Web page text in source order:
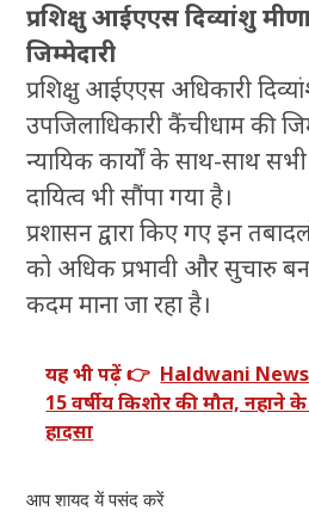
प्रशिक्षु आईएएस दिव्यांशु
जिम्मेदारी
प्रशिक्षु आईएएस अधिकारी
उपजिलाधिकारी कैंचीधाम की
न्यायिक कार्यों के साथ-साथ सभी
दायित्व भी सौंपा गया है।
प्रशासन द्वारा किए गए इन
को अधिक प्रभावी और सुचारु
कदम माना जा रहा है।
यह भी पढ़ें 👉 Haldwani
15 वर्षीय किशोर की मौत, नहाने
हादसा